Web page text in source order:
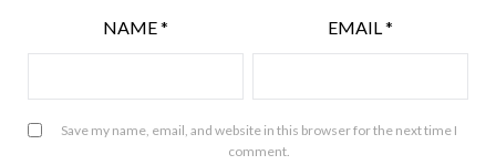
NAME* EMAIL *
Save my name, email, and website in this browser for the next time I
comment.